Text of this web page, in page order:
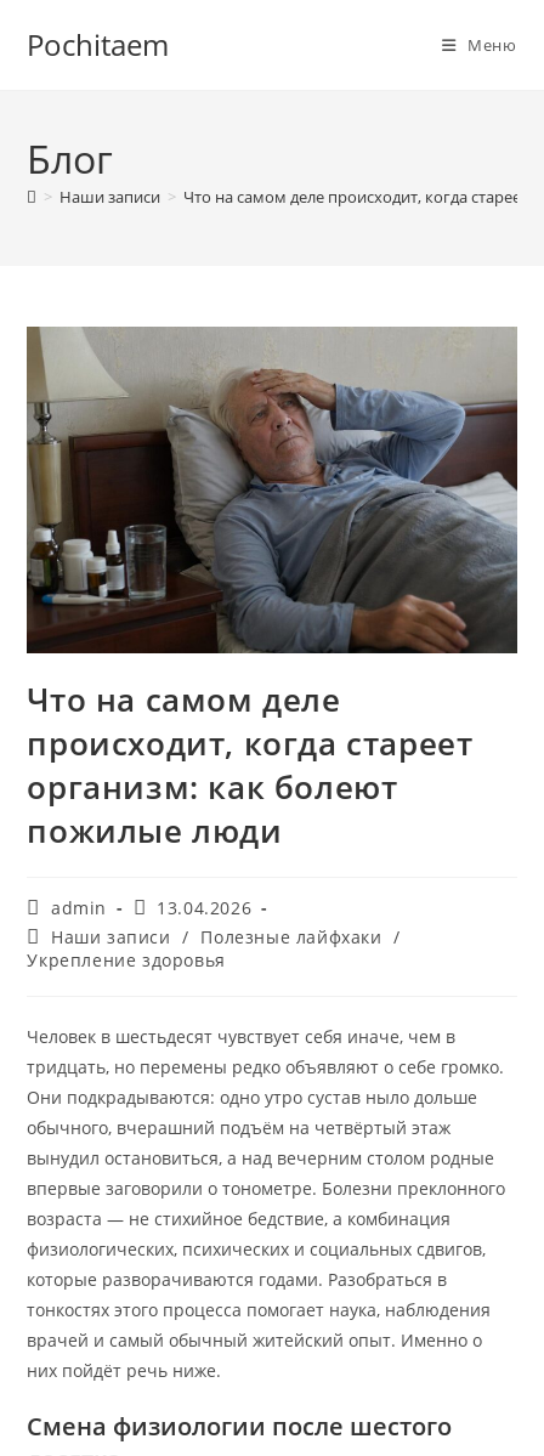
Pochitaem Меню
Блог
> Наши записи > Что на самом деле происходит, когда
Что на самом деле
происходит, когда стареет
организм: как болеют
пожилые люди
Автор
записи:
admin
Запись
опубликована:
13.04.2026
Рубрика
записи:
Наши записи / Полезные лайфхаки /
Укрепление здоровья
Человек в шестьдесят чувствует себя иначе, чем в
тридцать, но перемены редко объявляют о себе громко.
Они подкрадываются: одно утро сустав ныло дольше
обычного, вчерашний подъём на четвёртый этаж
вынудил остановиться, а над вечерним столом родные
впервые заговорили о тонометре. Болезни преклонного
возраста — не стихийное бедствие, а комбинация
физиологических, психических и социальных сдвигов,
которые разворачиваются годами. Разобраться в
тонкостях этого процесса помогает наука, наблюдения
врачей и самый обычный житейский опыт. Именно о
них пойдёт речь ниже.
Смена физиологии после шестого